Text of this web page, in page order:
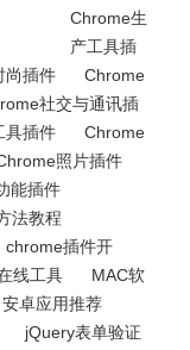
Chrome生
产工具插
尚插件
Chrome
社交与通讯插
具插件
Chrome
照片插件
能插件
法教程
chrome插件开
线工具
MAC软
安卓应用推荐
jQuery表单验证